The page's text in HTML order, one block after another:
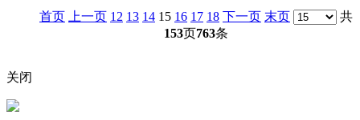
首页 上一页 12 13 14 15 16 17 18 下一页 末页
共
153页763条
关闭